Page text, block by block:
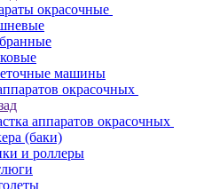
окрасочные
машины
окрасочных
аппаратов окрасочных
(баки)
и роллеры